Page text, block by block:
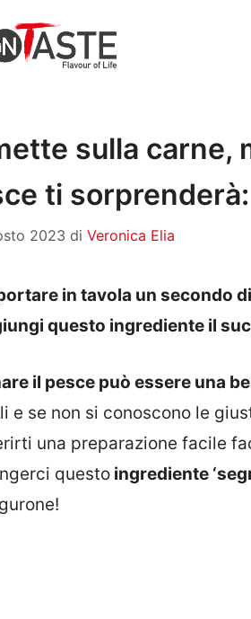
sulla carne,
ti
2023 di Veronica Elia
in tavola un secondo
questo ingrediente il
il pesce può essere una
e se non si conoscono le
una preparazione facile
questo ingrediente